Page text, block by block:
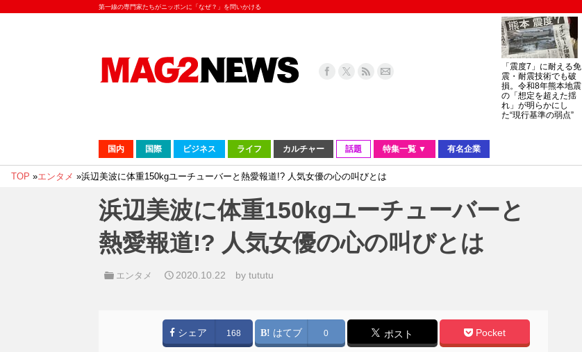
第一線の専門家たちがニッポンに「なぜ？」を問いかける
「震度7」に耐える免
震・耐震技術でも破
損。令和8年熊本地震
の「想定を超えた揺
れ」が明らかにし
た“現行基準の弱点”
国内 国際 ビジネス ライフ カルチャー 話題 特集一覧 ▼ 有名企業
TOP »エンタメ »浜辺美波に体重150kgユーチューバーと熱愛報道!? 人気女優の心の叫びとは
浜辺美波に体重150kgユーチューバーと
熱愛報道!? 人気女優の心の叫びとは
エンタメ 2020.10.22 by tututu
シェア 168 はてブ 0 ポスト Pocket